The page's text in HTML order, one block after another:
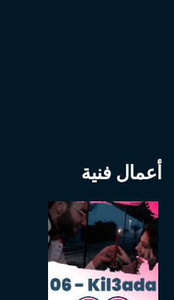
أعمال فنية